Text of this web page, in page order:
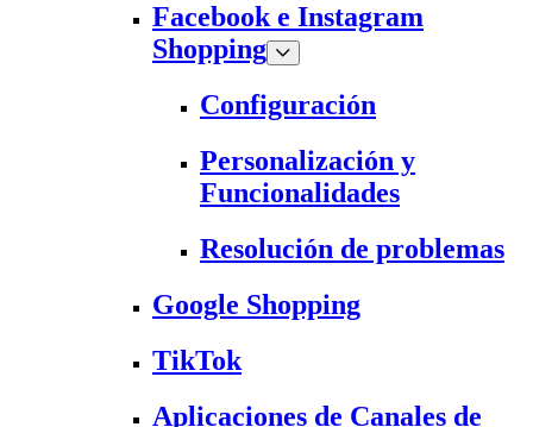
Facebook e Instagram
Shopping
Configuración
Personalización y
Funcionalidades
Resolución de problemas
Google Shopping
TikTok
Aplicaciones de Canales de